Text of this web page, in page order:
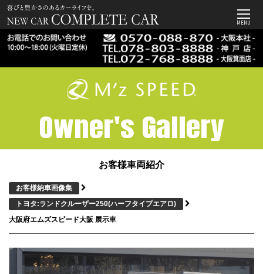
MENU
Owner's Gallery
お客様車両紹介
お客様納車画像集
トヨタ:ランドクルーザー250(ハーフタイプエアロ)
大阪府エムズスピード大阪 展示車